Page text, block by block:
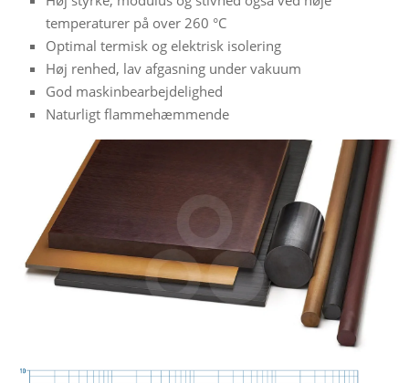
temperaturer på over 260 °C
Optimal termisk og elektrisk isolering
Høj renhed, lav afgasning under vakuum
God maskinbearbejdelighed
Naturligt flammehæmmende